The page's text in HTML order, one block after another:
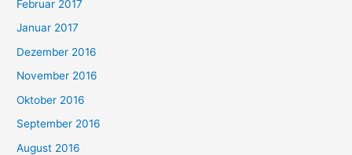
Februar 2017
Januar 2017
Dezember 2016
November 2016
Oktober 2016
September 2016
August 2016